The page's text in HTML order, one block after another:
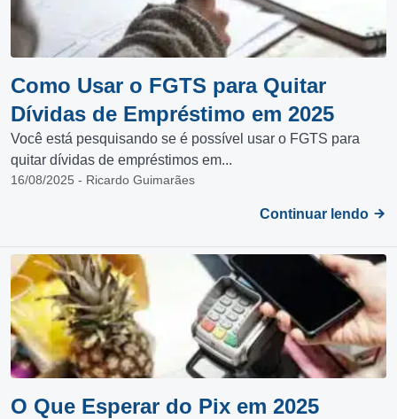
Como Usar o FGTS para Quitar
Dívidas de Empréstimo em 2025
Você está pesquisando se é possível usar o FGTS para
quitar dívidas de empréstimos em...
16/08/2025 - Ricardo Guimarães
Continuar lendo
O Que Esperar do Pix em 2025